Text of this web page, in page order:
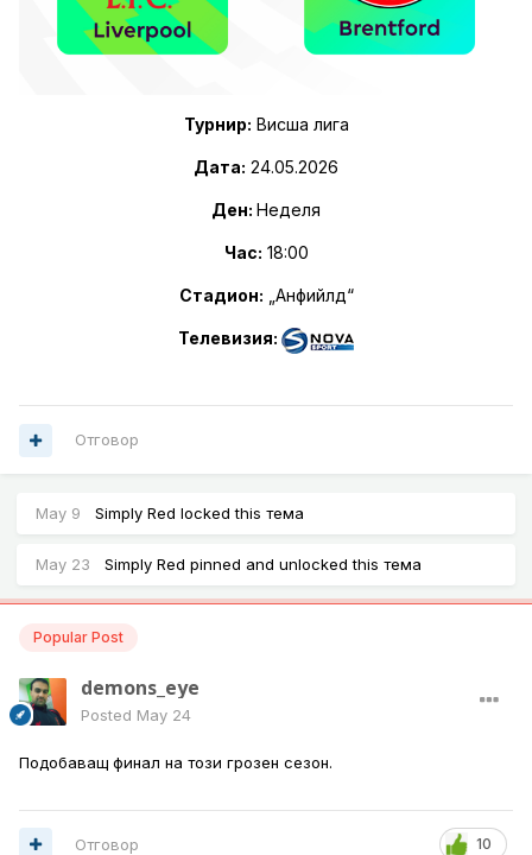
Турнир: Висша лига
Дата: 24.05.2026
Ден: Неделя
Час: 18:00
Стадион: „Анфийлд“
Телевизия:
Отговор
May 9 Simply Red locked this тема
May 23 Simply Red pinned and unlocked this тема
Popular Post
demons_eye
Posted May 24
Подобаващ финал на този грозен сезон.
10
Отговор